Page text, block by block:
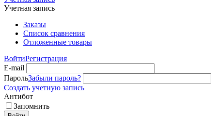
Учетная запись
Заказы
Список сравнения
Отложенные товары
ВойтиРегистрация
E-mail
ПарольЗабыли пароль?
Создать учетную запись
Антибот
Запомнить